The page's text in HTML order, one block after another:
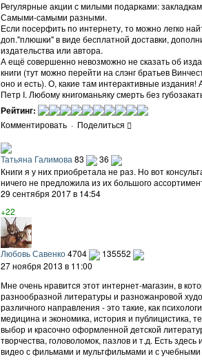
Регулярные акции с милыми подарками:
Самыми-самыми разными.
Если посерфить по интернету, то можно легко
доп."плюшки" в виде бесплатной доставки,
издательства или автора.
А ещё совершенно невозможно не сказать об
книги (тут можно перейти на слэнг братьев
оно и есть). О, какие там интерактивные
Петр I. Любому книгоманьяку смерть без
Рейтинг:
Комментировать · Поделиться
Татьяна Галимова 83
36
Книги я у них приобретала не раз. Но вот
ничего не предложила из их большого
29 сентября 2017 в 14:54
+22
Любовь Савенко4704
135552
27 ноября 2013 в 11:00
Мне очень нравится этот интернет-магазин, в
разнообразной литературы и разножанровой
различного направления - это такие, как
медицина и экономика, история и публицистика,
выбор и красочно оформленной детской
творчества, головоломок, пазлов и т.д. Есть
видео с фильмами и мультфильмами и с